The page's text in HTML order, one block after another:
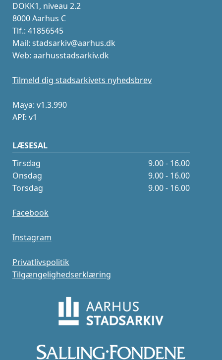
DOKK1, niveau 2.2
8000 Aarhus C
Tlf.: 41856545
Mail: stadsarkiv@aarhus.dk
Web: aarhusstadsarkiv.dk
Tilmeld dig stadsarkivets nyhedsbrev
Maya: v1.3.990
API: v1
LÆSESAL
Tirsdag
9.00 - 16.00
Onsdag
9.00 - 16.00
Torsdag
9.00 - 16.00
Facebook
Instagram
Privatlivspolitik
Tilgængelighedserklæring